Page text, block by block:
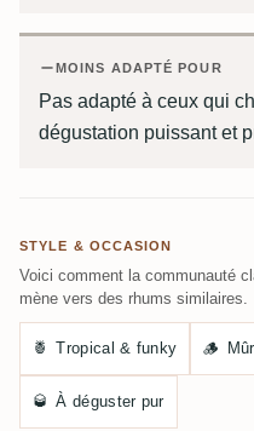
MOINS ADAPTÉ POUR
Pas adapté à ceux qui
dégustation puissant et
STYLE & OCCASION
Voici comment la communauté
mène vers des rhums similaires.
🍍 Tropical & funky 🪵
🥃 À déguster pur